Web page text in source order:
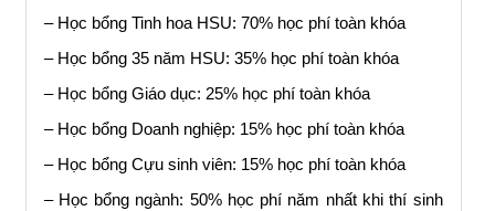
– Học bổng Tinh hoa HSU: 70% học phí toàn khóa
– Học bổng 35 năm HSU: 35% học phí toàn khóa
– Học bổng Giáo dục: 25% học phí toàn khóa
– Học bổng Doanh nghiệp: 15% học phí toàn khóa
– Học bổng Cựu sinh viên: 15% học phí toàn khóa
– Học bổng ngành: 50% học phí năm nhất khi thí sinh